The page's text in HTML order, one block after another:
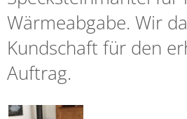
Wärmeabgabe. Wir
Kundschaft für den
Auftrag.